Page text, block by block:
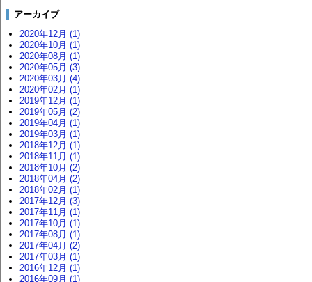
アーカイブ
2020年12月 (1)
2020年10月 (1)
2020年08月 (1)
2020年05月 (3)
2020年03月 (4)
2020年02月 (1)
2019年12月 (1)
2019年05月 (2)
2019年04月 (1)
2019年03月 (1)
2018年12月 (1)
2018年11月 (1)
2018年10月 (2)
2018年04月 (2)
2018年02月 (1)
2017年12月 (3)
2017年11月 (1)
2017年10月 (1)
2017年08月 (1)
2017年04月 (2)
2017年03月 (1)
2016年12月 (1)
2016年09月 (1)